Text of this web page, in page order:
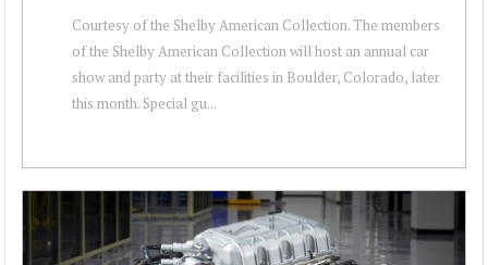
Courtesy of the Shelby American Collection. The members
of the Shelby American Collection will host an annual car
show and party at their facilities in Boulder, Colorado, later
this month. Special gu...